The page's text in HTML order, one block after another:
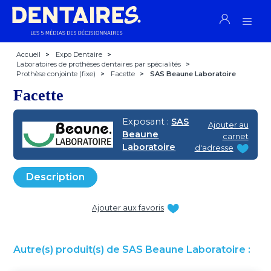
Accueil > Expo Dentaire
>
Laboratoires de prothèses dentaires par spécialités
>
Prothèse conjointe (fixe)
> Facette > SAS Beaune Laboratoire
Facette
Exposant : SAS
Beaune
Laboratoire
Ajouter au
carnet
d'adresse
Description
Ajouter aux favoris
Autre(s) produit(s) de SAS Beaune Laboratoire :